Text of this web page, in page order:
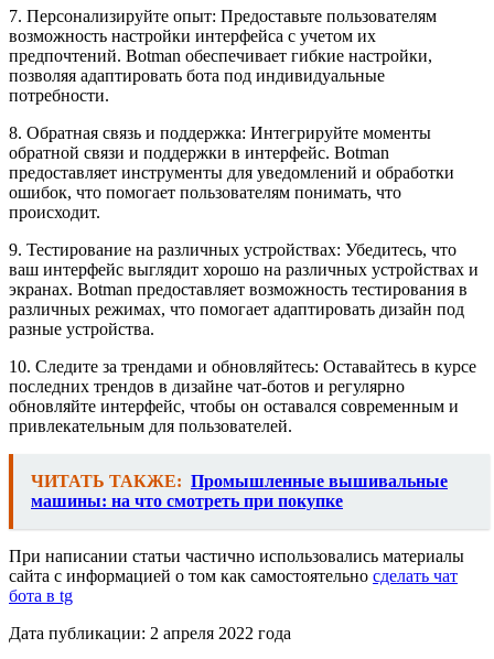
7. Персонализируйте опыт: Предоставьте пользователям
возможность настройки интерфейса с учетом их
предпочтений. Botman обеспечивает гибкие настройки,
позволяя адаптировать бота под индивидуальные
потребности.
8. Обратная связь и поддержка: Интегрируйте моменты
обратной связи и поддержки в интерфейс. Botman
предоставляет инструменты для уведомлений и обработки
ошибок, что помогает пользователям понимать, что
происходит.
9. Тестирование на различных устройствах: Убедитесь, что
ваш интерфейс выглядит хорошо на различных устройствах и
экранах. Botman предоставляет возможность тестирования в
различных режимах, что помогает адаптировать дизайн под
разные устройства.
10. Следите за трендами и обновляйтесь: Оставайтесь в курсе
последних трендов в дизайне чат-ботов и регулярно
обновляйте интерфейс, чтобы он оставался современным и
привлекательным для пользователей.
ЧИТАТЬ ТАКЖЕ: Промышленные вышивальные
машины: на что смотреть при покупке
При написании статьи частично использовались материалы
сайта с информацией о том как самостоятельно сделать чат
бота в tg
Дата публикации: 2 апреля 2022 года